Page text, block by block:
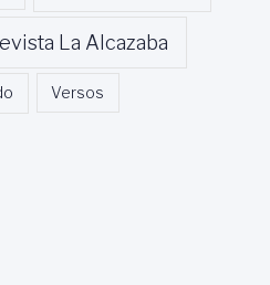
La Alcazaba
Versos